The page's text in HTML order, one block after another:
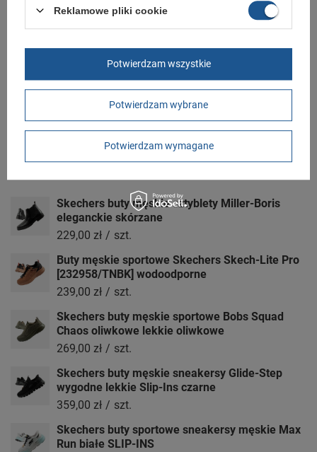
rękojmia wyłączona dla przedsiębiorców
Butomania.pl
Kościuszki 27b
85-079 Bydgoszcz
Polska
Zobacz również
Skechers buty męskie sztyblety Miller-Boris
eleganckie skórzane
229,00 zł / szt.
Buty męskie sportowe Skechers Skech-Lite Pro
[232958/TNBK] wodoodporne
239,00 zł / szt.
Skechers buty męskie sportowe Bobs Squad
Chaos oliwkowe lekkie oliwkowe
269,00 zł / szt.
Skechers buty męskie sneakersy Glide-Step
wygodne lekkie Slip-Ins czarne
359,00 zł / szt.
Skechers buty sportowe sneakersy męskie Max
Run białe SLIP-INS
Reklamowe pliki cookie
Potwierdzam wybrane
Potwierdzam wymagane
Potwierdzam wszystkie